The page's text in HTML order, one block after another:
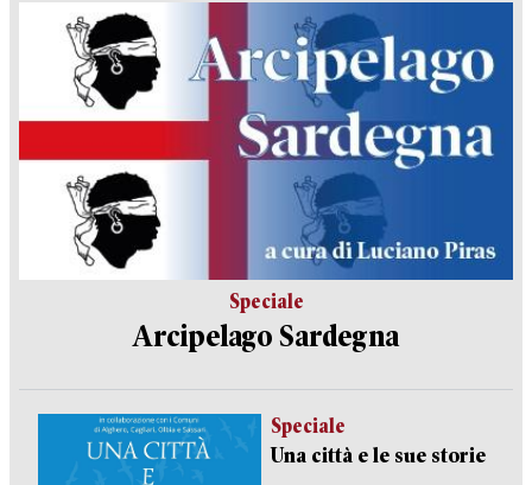
Speciale
Arcipelago Sardegna
Speciale
Una città e le sue storie